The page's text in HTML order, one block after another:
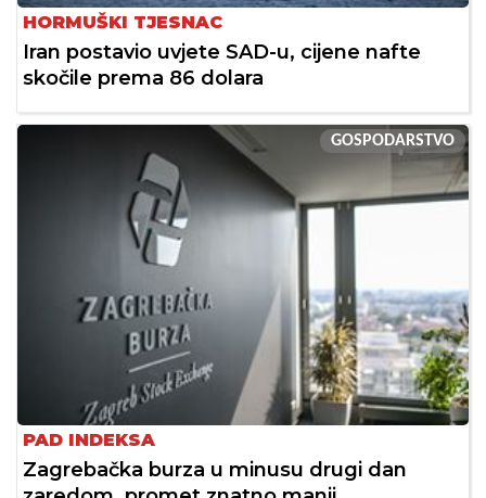
HORMUŠKI TJESNAC
Iran postavio uvjete SAD-u, cijene nafte
skočile prema 86 dolara
GOSPODARSTVO
PAD INDEKSA
Zagrebačka burza u minusu drugi dan